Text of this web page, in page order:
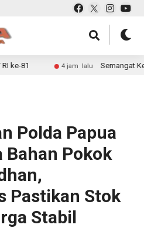
4 jam lalu Semangat Kemerdekaan
Polda Papua
Bahan Pokok
Pastikan Stok
Stabil